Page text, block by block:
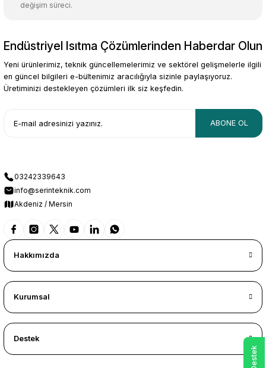
Gönder
değişim süreci.
Endüstriyel Isıtma Çözümlerinden Haberdar Olun
Yeni ürünlerimiz, teknik güncellemelerimiz ve sektörel gelişmelerle ilgili
en güncel bilgileri e-bültenimiz aracılığıyla sizinle paylaşıyoruz.
Üretiminizi destekleyen çözümleri ilk siz keşfedin.
ABONE OL
03242339643
info@serinteknik.com
Akdeniz / Mersin
Hakkımızda
Kurumsal
Destek